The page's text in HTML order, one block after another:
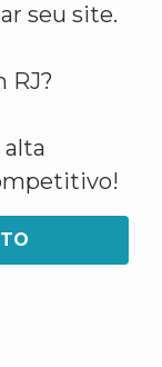
seu site.
RJ?